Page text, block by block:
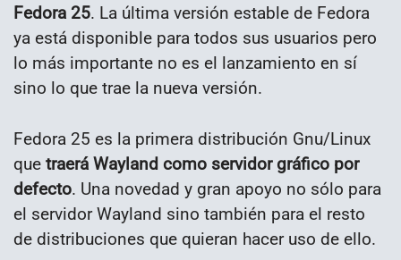
Fedora 25. La última versión estable de Fedora
ya está disponible para todos sus usuarios pero
lo más importante no es el lanzamiento en sí
sino lo que trae la nueva versión.
Fedora 25 es la primera distribución Gnu/Linux
que traerá Wayland como servidor gráfico por
defecto. Una novedad y gran apoyo no sólo para
el servidor Wayland sino también para el resto
de distribuciones que quieran hacer uso de ello.